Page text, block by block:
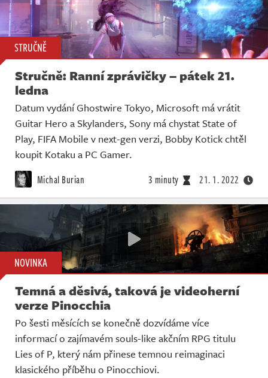
STRUČNĚ
Stručně: Ranní zprávičky – pátek 21.
ledna
Datum vydání Ghostwire Tokyo, Microsoft má vrátit
Guitar Hero a Skylanders, Sony má chystat State of
Play, FIFA Mobile v next-gen verzi, Bobby Kotick chtěl
koupit Kotaku a PC Gamer.
Michal Burian 3 minuty 21. 1. 2022
NOVINKA
Temná a děsivá, taková je videoherní
verze Pinocchia
Po šesti měsících se konečně dozvídáme více
informací o zajímavém souls-like akčním RPG titulu
Lies of P, který nám přinese temnou reimaginaci
klasického příběhu o Pinocchiovi.